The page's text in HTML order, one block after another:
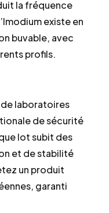
la fréquence
existe en
buvable, avec
profils.
laboratoires
de sécurité
lot subit des
et de stabilité
un produit
garanti